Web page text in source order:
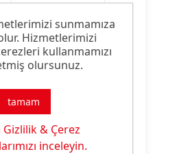
Uzman Notu
H-BoiG katyonik
Bu nedenle
kaplama veya
sunmamıza
Hizmetlerimizi
kullanmamızı
olursunuz.
tamam
& Çerez
inceleyin.